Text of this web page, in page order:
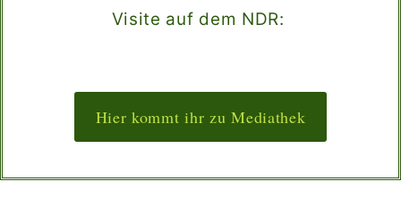
Visite auf dem NDR:
Hier kommt ihr zu Mediathek